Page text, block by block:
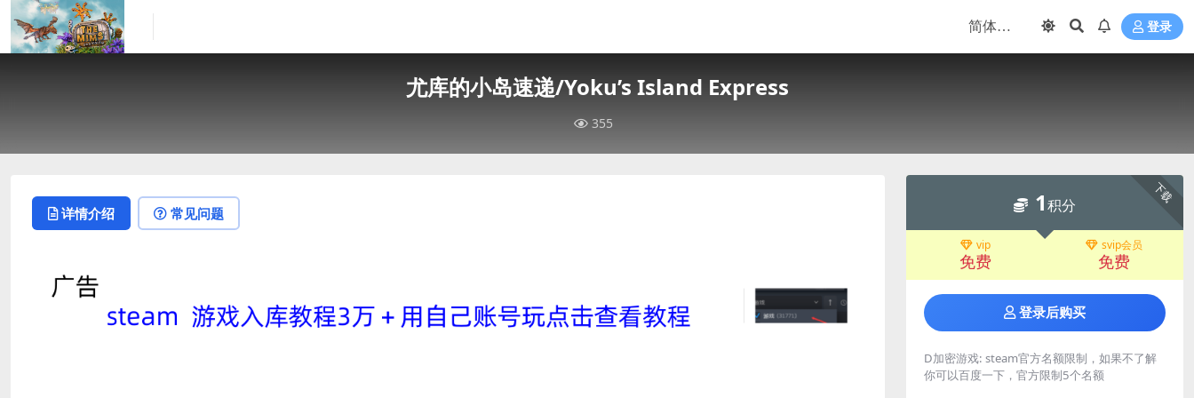
登录
尤库的小岛速递/Yoku’s Island Express
355
详情介绍 常见问题
下载
1积分
vip
免费
svip会员
免费
登录后购买
D加密游戏: steam官方名额限制，如果不了解
你可以百度一下，官方限制5个名额